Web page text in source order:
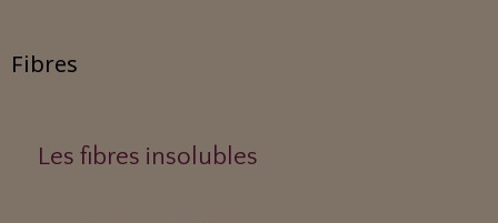
Fibres
Les fibres insolubles